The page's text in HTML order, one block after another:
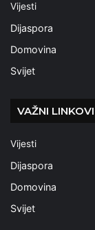
Vijesti
Dijaspora
Domovina
Svijet
VAŽNI LINKOVI
Vijesti
Dijaspora
Domovina
Svijet